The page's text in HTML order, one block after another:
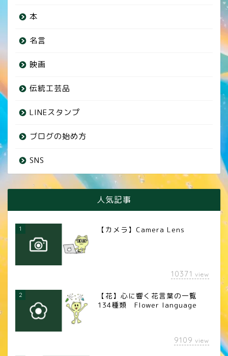
本
名言
映画
伝統工芸品
LINEスタンプ
ブログの始め方
SNS
人気記事
1 【カメラ】Camera Lens
10371 view
2
【花】心に響く花言葉の一覧
134種類 Flower language
9109 view